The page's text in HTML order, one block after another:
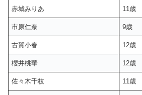
赤城みりあ 11歳
市原仁奈 9歳
古賀小春 12歳
櫻井桃華 12歳
佐々木千枝 11歳